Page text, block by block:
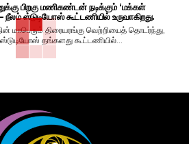
பிறகு மணிகண்டன் நடிக்கும் ‘மக்கள்
ஸ்டுடியோஸ் கூட்டணியில் உருவாகிறது.
மாபெரும் திரையரங்கு வெற்றியைத் தொடர்ந்து,
தங்களது கூட்டணியில்...